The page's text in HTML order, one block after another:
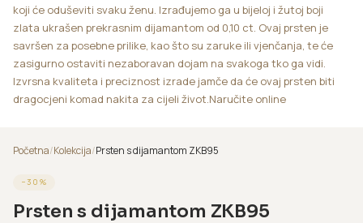
koji će oduševiti svaku ženu. Izrađujemo ga u bijeloj i žutoj boji
zlata ukrašen prekrasnim dijamantom od 0,10 ct. Ovaj prsten je
savršen za posebne prilike, kao što su zaruke ili vjenčanja, te će
zasigurno ostaviti nezaboravan dojam na svakoga tko ga vidi.
Izvrsna kvaliteta i preciznost izrade jamče da će ovaj prsten biti
dragocjeni komad nakita za cijeli život.Naručite online
Početna/Kolekcija/Prsten s dijamantom ZKB95
−30 %
Prsten s dijamantom ZKB95